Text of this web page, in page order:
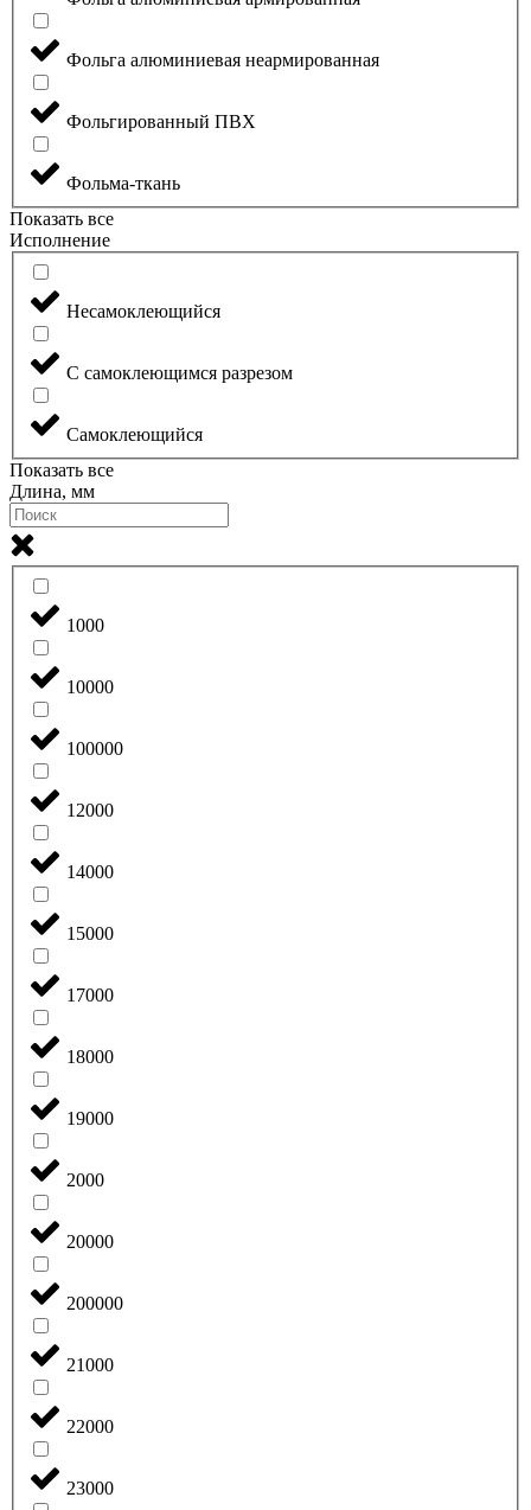
Фольга алюминиевая неармированная
Фольгированный ПВХ
Фольма-ткань
Показать все
Исполнение
Несамоклеющийся
С самоклеющимся разрезом
Самоклеющийся
Показать все
Длина, мм
1000
10000
100000
12000
14000
15000
17000
18000
19000
2000
20000
200000
21000
22000
23000